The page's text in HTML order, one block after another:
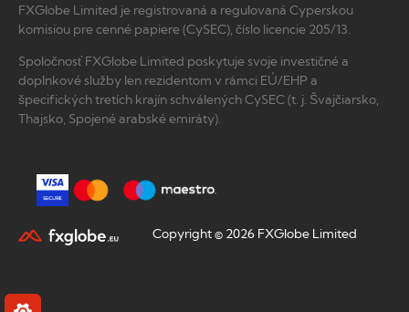
FXGlobe Limited je registrovaná a regulovaná Cyperskou
komisiou pre cenné papiere (CySEC), číslo licencie 205/13.
Spoločnosť FXGlobe Limited poskytuje svoje investičné a
doplnkové služby len rezidentom v rámci EÚ/EHP a
špecifických tretích krajín schválených CySEC (t. j. Švajčiarsko,
Thajsko, Spojené arabské emiráty).
Copyright © 2026 FXGlobe Limited